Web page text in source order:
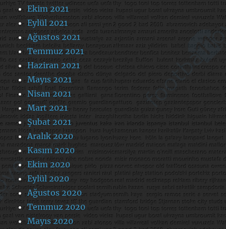
Ekim 2021
Eylül 2021
Ağustos 2021
Temmuz 2021
Haziran 2021
Mayıs 2021
Nisan 2021
Mart 2021
Şubat 2021
Aralık 2020
Kasım 2020
Ekim 2020
Eylül 2020
Ağustos 2020
Temmuz 2020
Mayıs 2020